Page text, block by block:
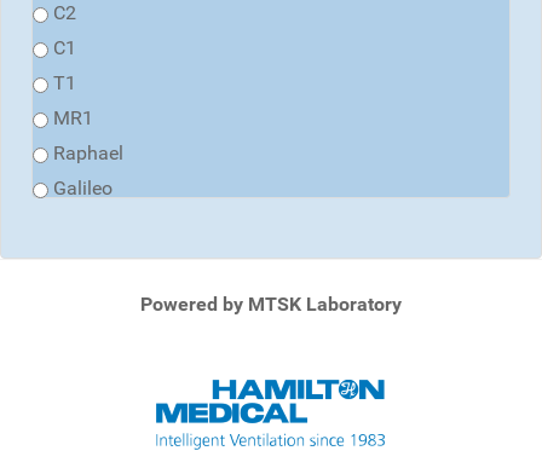
C2
C1
T1
MR1
Raphael
Galileo
Powered by MTSK Laboratory